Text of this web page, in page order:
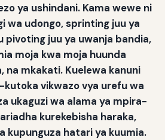
ya ushindani. Kama wewe ni
wa udongo, sprinting juu ya
pivoting juu ya uwanja bandia,
moja kwa moja huunda
na mkakati. Kuelewa kanuni
kutoka vikwazo vya urefu wa
ukaguzi wa alama ya mpira-
kurekebisha haraka,
kupunguza hatari ya kuumia.